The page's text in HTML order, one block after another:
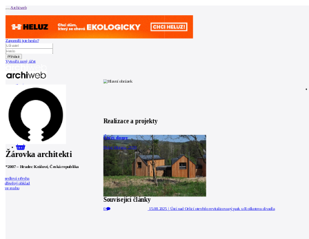
Archiweb
Zapoměli jste heslo?
Vytvořit nový účet
Zprávy
Architekti
Stavby
E-shop
Burza práce
0
Žárovka architekti
*2007– Hradec Králové, Česká republika
sedlová střecha
dřevěný obklad
ve svahu
Realizace a projekty
Čtyři domy
Dolní Morava, 2020
Související články
0 15.08.2025 Ústí nad Orlicí otevřelo revitalizovaný park u Roškotova divadla